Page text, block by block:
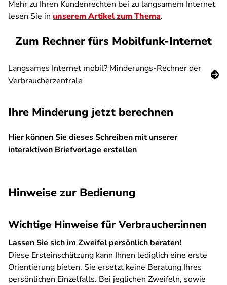
Mehr zu Ihren Kundenrechten bei zu langsamem Internet
lesen Sie in unserem Artikel zum Thema.
Zum Rechner fürs Mobilfunk-Internet
Langsames Internet mobil? Minderungs-Rechner der
Verbraucherzentrale
Ihre Minderung jetzt berechnen
Hier können Sie dieses Schreiben mit unserer
interaktiven Briefvorlage erstellen
Hinweise zur Bedienung
Wichtige Hinweise für Verbraucher:innen
Lassen Sie sich im Zweifel persönlich beraten!
Diese Ersteinschätzung kann Ihnen lediglich eine erste
Orientierung bieten. Sie ersetzt keine Beratung Ihres
persönlichen Einzelfalls. Bei jeglichen Zweifeln, sowie